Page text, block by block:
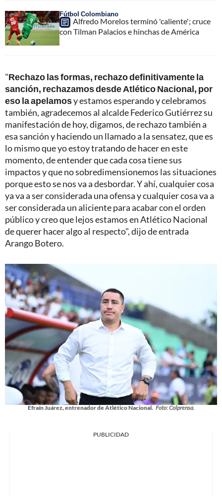
Fútbol Colombiano
Alfredo Morelos terminó 'caliente'; cruce
con Tilman Palacios e hinchas de América
"Rechazo las formas, rechazo definitivamente la
sanción, rechazamos desde Atlético Nacional, por
eso la apelamosy estamos esperando y celebramos
también, agradecemos al alcalde Federico Gutiérrez su
manifestación de hoy, digamos, de rechazo también a
esa sanción y haciendo un llamado a la sensatez, que es
lo mismo que yo estoy tratando de hacer en este
momento, de entender que cada cosa tiene sus
impactos y que no sobredimensionemos las situaciones
porque esto se nos va a desbordar. Y ahí, cualquier cosa
ya va a ser considerada una ofensa y cualquier cosa va a
ser considerada un aliciente para acabar con el orden
público y creo que lejos estamos en Atlético Nacional
de querer hacer algo al respecto", dijo de entrada
Arango Botero.
Efraín Juárez, entrenador de Atlético Nacional. Foto: Colprensa.
PUBLICIDAD